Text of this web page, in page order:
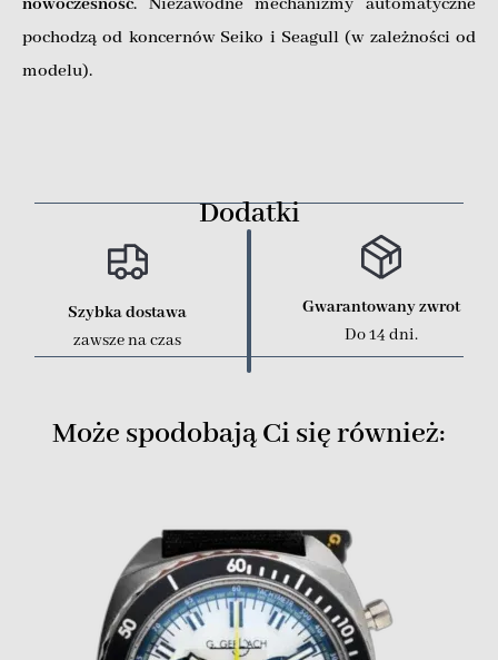
nowoczesność. Niezawodne mechanizmy automatyczne
pochodzą od koncernów Seiko i Seagull (w zależności od
modelu).
Dodatki
Szybka dostawa
zawsze na czas
Gwarantowany zwrot
Do 14 dni.
Może spodobają Ci się również: